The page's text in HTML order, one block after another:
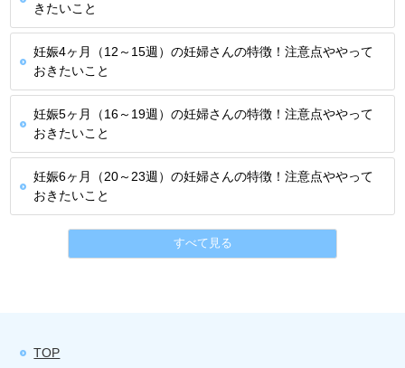
きたいこと
妊娠4ヶ月（12～15週）の妊婦さんの特徴！注意点ややって
おきたいこと
妊娠5ヶ月（16～19週）の妊婦さんの特徴！注意点ややって
おきたいこと
妊娠6ヶ月（20～23週）の妊婦さんの特徴！注意点ややって
おきたいこと
すべて見る
TOP